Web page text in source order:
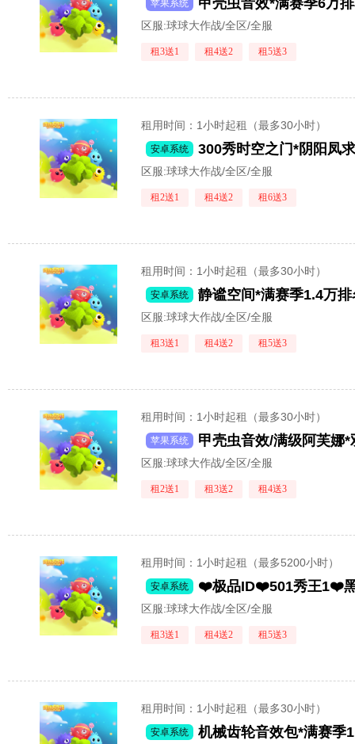
苹果系统
区服:球球大作战/全区/全服
租3送1 租4送2 租5送3
租用时间 ：1小时起租（最多30小时）
安卓系统
区服:球球大作战/全区/全服
租2送1 租4送2 租6送3
租用时间 ：1小时起租（最多30小时）
安卓系统
区服:球球大作战/全区/全服
租3送1 租4送2 租5送3
租用时间 ：1小时起租（最多30小时）
苹果系统
区服:球球大作战/全区/全服
租2送1 租3送2 租4送3
租用时间 ：1小时起租（最多5200小时）
安卓系统
区服:球球大作战/全区/全服
租3送1 租4送2 租5送3
租用时间 ：1小时起租（最多30小时）
安卓系统